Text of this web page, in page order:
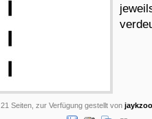
21 Seiten, zur Verfügung gestellt von jaykzoo